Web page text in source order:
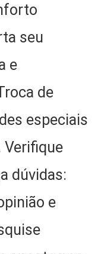
seu
e
de
especiais
Verifique
dúvidas:
e